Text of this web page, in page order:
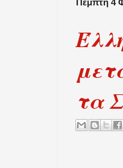
Πέμπτη 4
τα